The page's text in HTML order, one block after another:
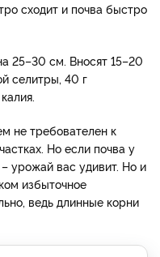
сходит и почва быстро
25–30 см. Вносят 15–20
селитры, 40 г
не требователен к
Но если почва у
урожай вас удивит. Но и
избыточное
ведь длинные корни